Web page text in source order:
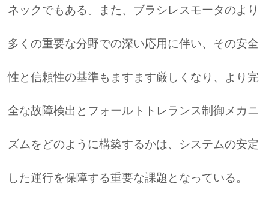
ネックでもある。また、ブラシレスモータのより
多くの重要な分野での深い応用に伴い、その安全
性と信頼性の基準もますます厳しくなり、より完
全な故障検出とフォールトトレランス制御メカニ
ズムをどのように構築するかは、システムの安定
した運行を保障する重要な課題となっている。